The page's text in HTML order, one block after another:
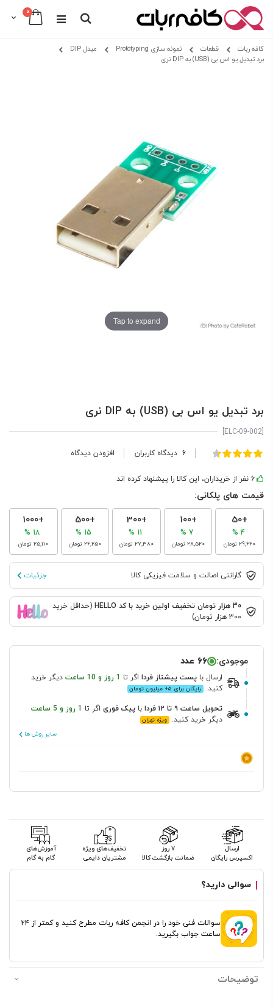
Cart0
Search
to
Content
کافه ربات قطعات نمونه سازی Prototyping
مبدل DIP
برد تبدیل یو اس بی (USB) به DIP نری
Tap to expand
برد تبدیل یو اس بی (USB) به DIP نری
امتیاز:
6 دیدگاه کاربران افزودن دیدگاه
6 نفر از خریداران، این کالا را پیشنهاد کرده اند
قیمت های پلکانی:
+50
4 %
‎29٬660 تومان
+100
‎28٬520 تومان
+300
‎27٬380 تومان
+500
‎26٬250 تومان
+1000
‎25٬110 تومان
گارانتی اصالت و سلامت فیزیکی کالا جزئیات
30 هزار تومان تخفیف اولین خرید با کد HELLO
(حداقل خرید
300 هزار تومان)
موجودی: 66 عدد
ارسال با پست پیشتاز فردا اگر تا 1 روز و 10 ساعت
دیگر خرید
کنید.
رایگان برای ۵+ میلیون تومان
تحویل ساعت ۹ تا ۱۲ فردا با پیک فوری اگر تا 1 روز و 5 ساعت
دیگر خرید کنید.
ویژه تهران
سایر روش ها
ارسال
اکسپرس رایگان
۷ روز
ضمانت بازگشت کالا
تخفیف‌های ویژه
مشتریان دایمی
آموزش‌های
گام به گام
سوالی دارید؟
سوالات فنی خود را در انجمن کافه ربات مطرح کنید و کمتر از ۲۴
ساعت جواب بگیرید.
توضیحات